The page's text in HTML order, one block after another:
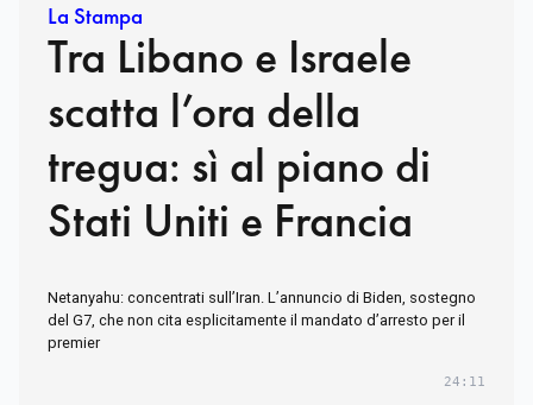
La Stampa
Tra Libano e Israele
scatta l’ora della
tregua: sì al piano di
Stati Uniti e Francia
Netanyahu: concentrati sull’Iran. L’annuncio di Biden, sostegno
del G7, che non cita esplicitamente il mandato d’arresto per il
premier
24:11